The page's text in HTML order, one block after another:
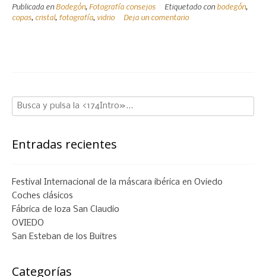
fotografiar
el
Publicada en Bodegón, Fotografía consejos Etiquetado con bodegón,
copas, cristal, fotografía, vidrio Deja un comentario
Entradas recientes
Festival Internacional de la máscara ibérica en Oviedo
Coches clásicos
Fábrica de loza San Claudio
OVIEDO
San Esteban de los Buitres
Categorías